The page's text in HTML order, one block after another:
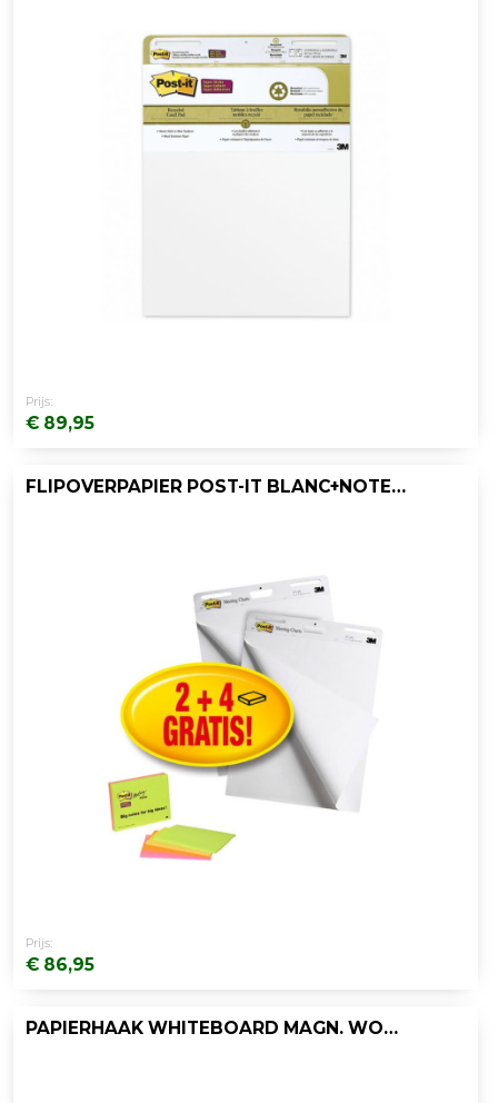
Prijs:
€ 89,95
FLIPOVERPAPIER POST-IT BLANC+NOTES/DS2+4
Prijs:
€ 86,95
PAPIERHAAK WHITEBOARD MAGN. WOODEN/PK2